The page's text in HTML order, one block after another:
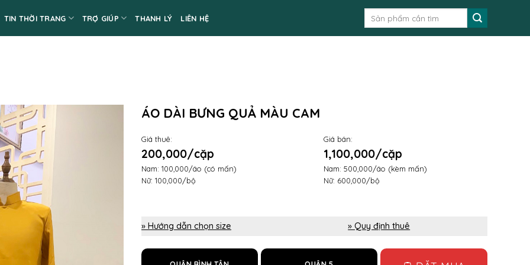
TIN THỜI TRANG TRỢ GIÚP THANH LÝ LIÊN HỆ
ÁO DÀI BƯNG QUẢ MÀU CAM
Giá thuê:
200,000/cặp
Nam: 100,000/áo (có mấn)
Nữ: 100,000/bộ
Giá bán:
1,100,000/cặp
Nam: 500,000/áo (kèm mấn)
Nữ: 600,000/bộ
» Hướng dẫn chọn size » Quy định thuê